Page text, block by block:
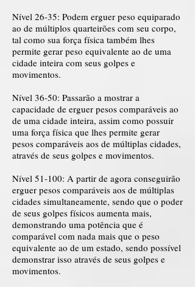
Nível 26-35: Podem erguer peso equiparado
ao de múltiplos quarteirões com seu corpo,
tal como sua força física também lhes
permite gerar peso equivalente ao de uma
cidade inteira com seus golpes e
movimentos.
Nível 36-50: Passarão a mostrar a
capacidade de erguer pesos comparáveis ao
de uma cidade inteira, assim como possuir
uma força física que lhes permite gerar
pesos comparáveis aos de múltiplas cidades,
através de seus golpes e movimentos.
Nível 51-100: A partir de agora conseguirão
erguer pesos comparáveis aos de múltiplas
cidades simultaneamente, sendo que o poder
de seus golpes físicos aumenta mais,
demonstrando uma potência que é
comparável com nada mais que o peso
equivalente ao de um estado, sendo possível
demonstrar isso através de seus golpes e
movimentos.